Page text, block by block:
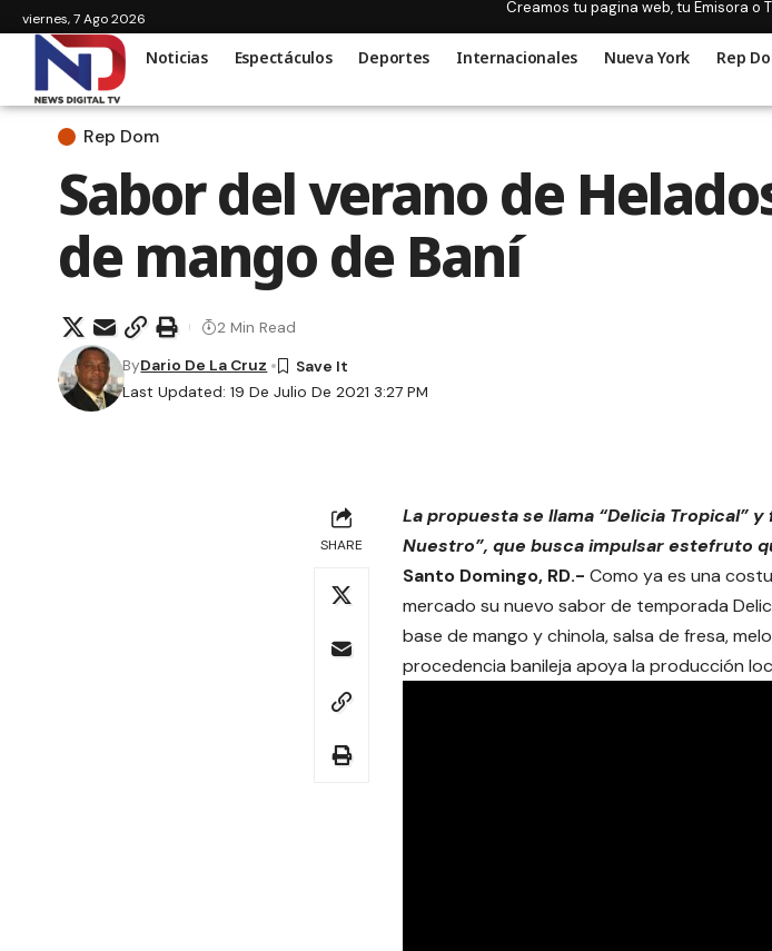
viernes, 7 Ago 2026
Creamos tu pagina web, tu Emisora o
Noticias Espectáculos Deportes Internacionales Nueva York Rep
Rep Dom
Sabor del verano de
de mango de Baní
Last Updated: 19 De Julio De 2021 3:27 PM
ByDario De La Cruz
2 Min Read
SHARE
La propuesta se llama “Delicia Tropical”
Nuestro”, que busca impulsar estefruto
Santo Domingo, RD.- Como ya es una
mercado su nuevo sabor de temporada
base de mango y chinola, salsa de fresa,
procedencia banileja apoya la producción